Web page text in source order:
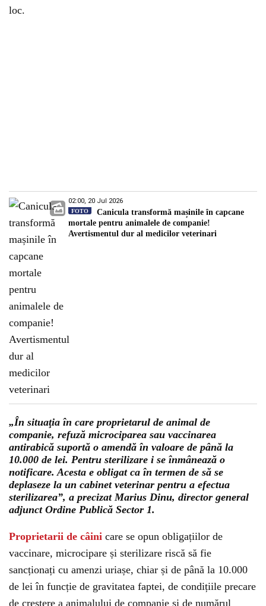
loc.
02:00, 20 Jul 2026
FOTO
Canicula transformă mașinile în capcane
mortale pentru animalele de companie!
Avertismentul dur al medicilor veterinari
„În situaţia în care proprietarul de animal de
companie, refuză microciparea sau vaccinarea
antirabică suportă o amendă în valoare de până la
10.000 de lei. Pentru sterilizare i se înmânează o
notificare. Acesta e obligat ca în termen de să se
deplaseze la un cabinet veterinar pentru a efectua
sterilizarea”, a precizat Marius Dinu, director general
adjunct Ordine Publică Sector 1.
Proprietarii de câini care se opun obligațiilor de
vaccinare, microcipare și sterilizare riscă să fie
sancționați cu amenzi uriașe, chiar și de până la 10.000
de lei în funcție de gravitatea faptei, de condițiile precare
de creștere a animalului de companie și de numărul